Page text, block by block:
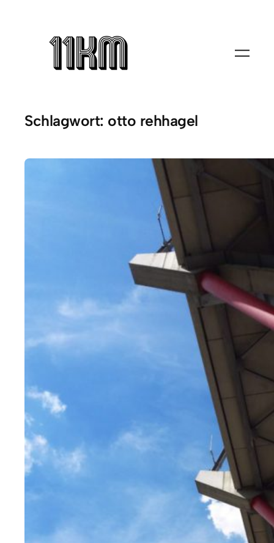
Schlagwort: otto rehhagel